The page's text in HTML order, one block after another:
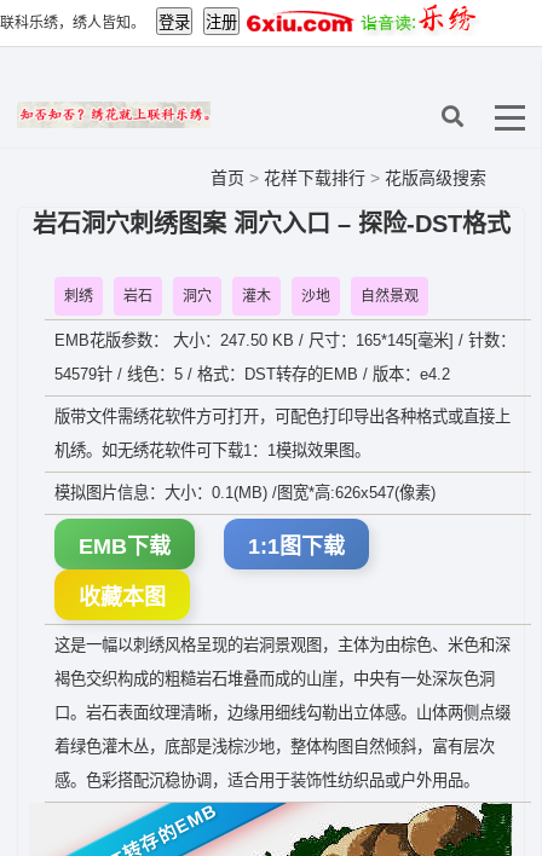
联科乐绣，绣人皆知。
首页 > 花样下载排行 > 花版高级搜索
岩石洞穴刺绣图案 洞穴入口 – 探险-DST格式
刺绣 岩石 洞穴 灌木 沙地 自然景观
EMB花版参数： 大小：247.50 KB / 尺寸：165*145[毫米] / 针数：
54579针 / 线色：5 / 格式：DST转存的EMB / 版本：e4.2
版带文件需绣花软件方可打开，可配色打印导出各种格式或直接上
机绣。如无绣花软件可下载1：1模拟效果图。
模拟图片信息：大小：0.1(MB) /图宽*高:626x547(像素)
EMB下载 1:1图下载
收藏本图
这是一幅以刺绣风格呈现的岩洞景观图，主体为由棕色、米色和深
褐色交织构成的粗糙岩石堆叠而成的山崖，中央有一处深灰色洞
口。岩石表面纹理清晰，边缘用细线勾勒出立体感。山体两侧点缀
着绿色灌木丛，底部是浅棕沙地，整体构图自然倾斜，富有层次
感。色彩搭配沉稳协调，适合用于装饰性纺织品或户外用品。